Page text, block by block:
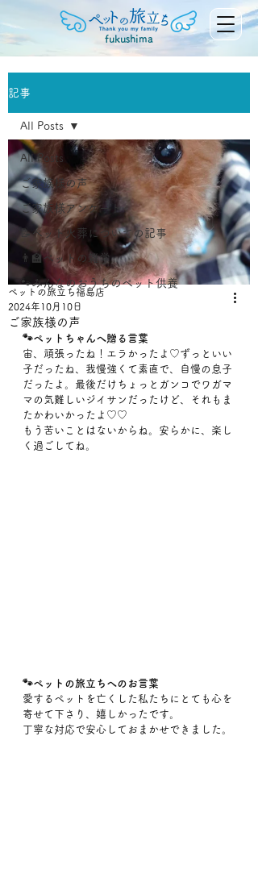
fukushima
記事
All Posts
ご家族様の声
ご家族様アンケート
📝ペット火葬についての記事
👨‍🏫ペットの雑学
🐾みんなのおうちのペット供養
All Posts
ご家族様の声
ペットの旅立ち福島店
2024年10月10日
🐾ペットちゃんへ贈る言葉
宙、頑張ったね！エラかったよ♡ずっといい
子だったね、我慢強くて素直で、自慢の息子
だったよ。最後だけちょっとガンコでワガマ
マの気難しいジイサンだったけど、それもま
たかわいかったよ♡♡
もう苦いことはないからね。安らかに、楽し
く過ごしてね。
🐾ペットの旅立ちへのお言葉
愛するペットを亡くした私たちにとても心を
寄せて下さり、嬉しかったです。
丁寧な対応で安心しておまかせできました。